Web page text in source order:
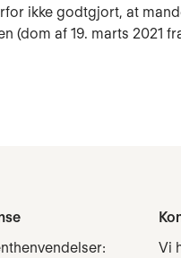
ikke godtgjort, at
(dom af 19. marts 2021
Vi